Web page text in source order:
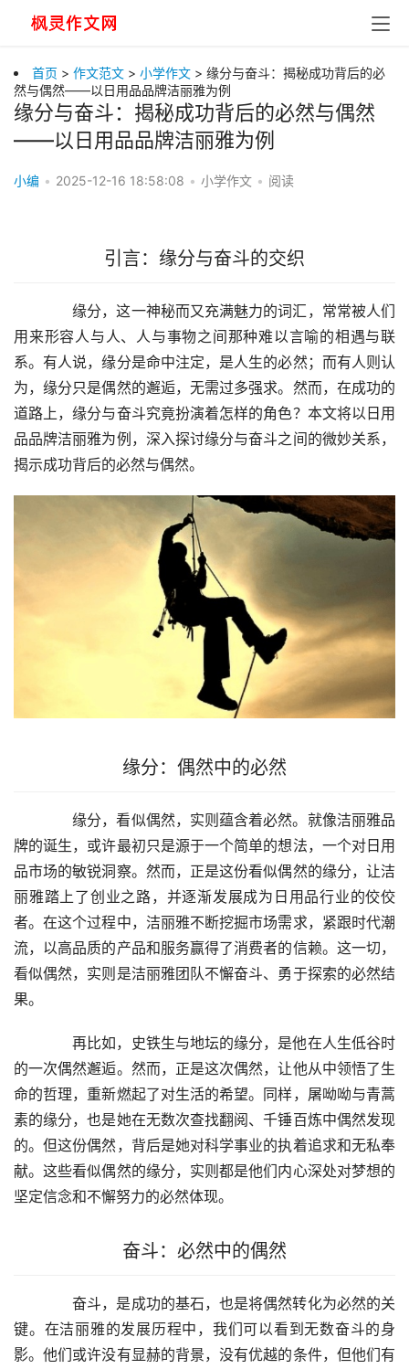
首页 > 作文范文 > 小学作文 > 缘分与奋斗：揭秘成功背后的必
然与偶然——以日用品品牌洁丽雅为例
缘分与奋斗：揭秘成功背后的必然与偶然
——以日用品品牌洁丽雅为例
小编 • 2025-12-16 18:58:08 • 小学作文 • 阅读
引言：缘分与奋斗的交织
缘分，这一神秘而又充满魅力的词汇，常常被人们
用来形容人与人、人与事物之间那种难以言喻的相遇与联
系。有人说，缘分是命中注定，是人生的必然；而有人则认
为，缘分只是偶然的邂逅，无需过多强求。然而，在成功的
道路上，缘分与奋斗究竟扮演着怎样的角色？本文将以日用
品品牌洁丽雅为例，深入探讨缘分与奋斗之间的微妙关系，
揭示成功背后的必然与偶然。
缘分：偶然中的必然
缘分，看似偶然，实则蕴含着必然。就像洁丽雅品
牌的诞生，或许最初只是源于一个简单的想法，一个对日用
品市场的敏锐洞察。然而，正是这份看似偶然的缘分，让洁
丽雅踏上了创业之路，并逐渐发展成为日用品行业的佼佼
者。在这个过程中，洁丽雅不断挖掘市场需求，紧跟时代潮
流，以高品质的产品和服务赢得了消费者的信赖。这一切，
看似偶然，实则是洁丽雅团队不懈奋斗、勇于探索的必然结
果。
再比如，史铁生与地坛的缘分，是他在人生低谷时
的一次偶然邂逅。然而，正是这次偶然，让他从中领悟了生
命的哲理，重新燃起了对生活的希望。同样，屠呦呦与青蒿
素的缘分，也是她在无数次查找翻阅、千锤百炼中偶然发现
的。但这份偶然，背后是她对科学事业的执着追求和无私奉
献。这些看似偶然的缘分，实则都是他们内心深处对梦想的
坚定信念和不懈努力的必然体现。
奋斗：必然中的偶然
奋斗，是成功的基石，也是将偶然转化为必然的关
键。在洁丽雅的发展历程中，我们可以看到无数奋斗的身
影。他们或许没有显赫的背景，没有优越的条件，但他们有